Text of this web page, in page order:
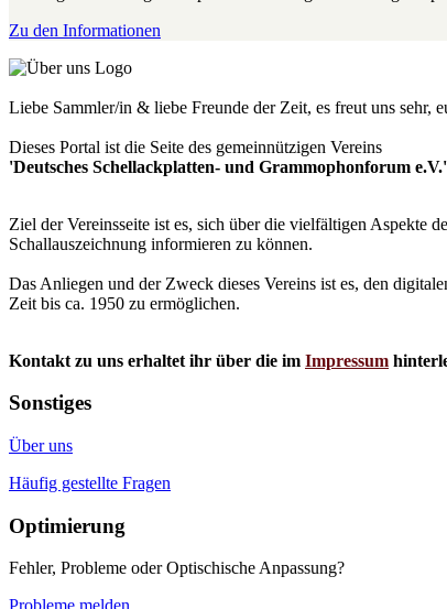
Zu den Informationen
Liebe Sammler/in & liebe Freunde der Zeit, es freut uns sehr,
Dieses Portal ist die Seite des gemeinnützigen Vereins
'Deutsches Schellackplatten- und Grammophonforum e.V.'
Ziel der Vereinsseite ist es, sich über die vielfältigen Aspekte
Schallauszeichnung informieren zu können.
Das Anliegen und der Zweck dieses Vereins ist es, den
Zeit bis ca. 1950 zu ermöglichen.
Kontakt zu uns erhaltet ihr über die im Impressum
Sonstiges
Über uns
Häufig gestellte Fragen
Optimierung
Fehler, Probleme oder Optischische Anpassung?